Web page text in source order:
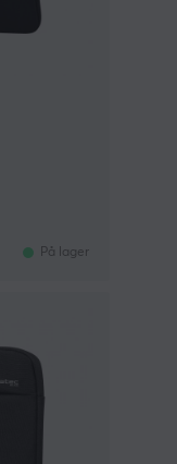
På lager